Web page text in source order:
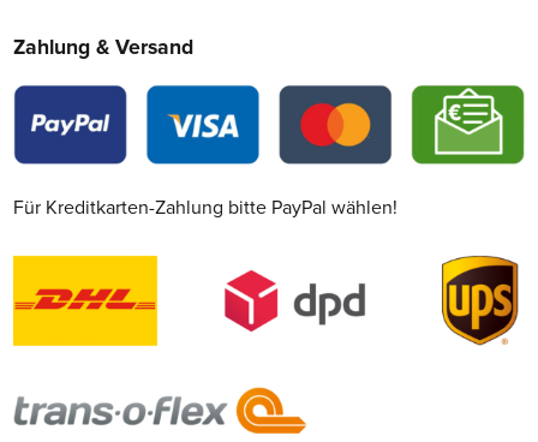
Zahlung & Versand
Für Kreditkarten-Zahlung bitte PayPal wählen!